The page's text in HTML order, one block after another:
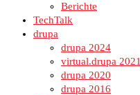
Berichte
TechTalk
drupa
drupa 2024
virtual.drupa 2021
drupa 2020
drupa 2016